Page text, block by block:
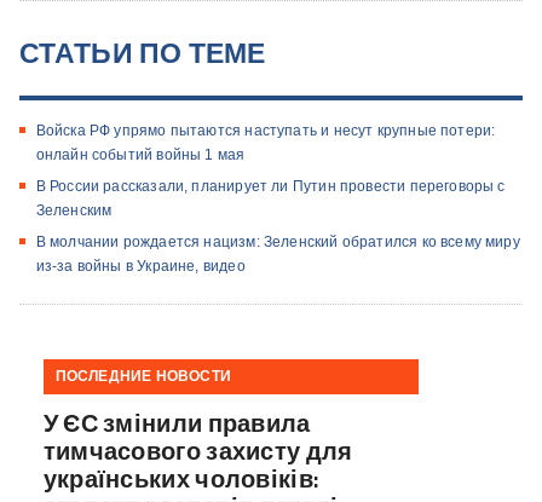
СТАТЬИ ПО ТЕМЕ
Войска РФ упрямо пытаются наступать и несут крупные потери:
онлайн событий войны 1 мая
В России рассказали, планирует ли Путин провести переговоры с
Зеленским
В молчании рождается нацизм: Зеленский обратился ко всему миру
из-за войны в Украине, видео
ПОСЛЕДНИЕ НОВОСТИ
У ЄС змінили правила
тимчасового захисту для
українських чоловіків: